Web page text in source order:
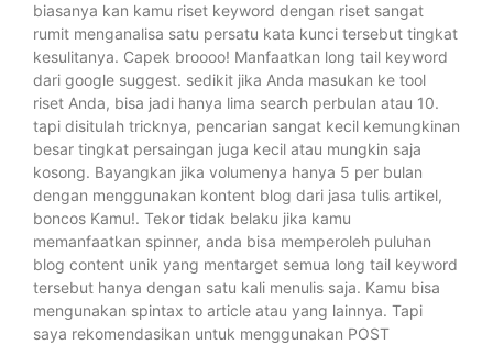
biasanya kan kamu riset keyword dengan riset sangat
rumit menganalisa satu persatu kata kunci tersebut tingkat
kesulitanya. Capek broooo! Manfaatkan long tail keyword
dari google suggest. sedikit jika Anda masukan ke tool
riset Anda, bisa jadi hanya lima search perbulan atau 10.
tapi disitulah tricknya, pencarian sangat kecil kemungkinan
besar tingkat persaingan juga kecil atau mungkin saja
kosong. Bayangkan jika volumenya hanya 5 per bulan
dengan menggunakan kontent blog dari jasa tulis artikel,
boncos Kamu!. Tekor tidak belaku jika kamu
memanfaatkan spinner, anda bisa memperoleh puluhan
blog content unik yang mentarget semua long tail keyword
tersebut hanya dengan satu kali menulis saja. Kamu bisa
mengunakan spintax to article atau yang lainnya. Tapi
saya rekomendasikan untuk menggunakan POST